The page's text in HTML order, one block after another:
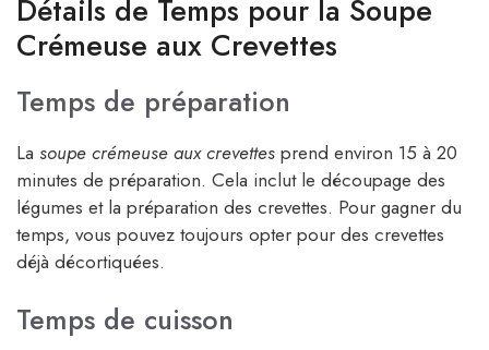
Détails de Temps pour la Soupe
Crémeuse aux Crevettes
Temps de préparation
La soupe crémeuse aux crevettes prend environ 15 à 20
minutes de préparation. Cela inclut le découpage des
légumes et la préparation des crevettes. Pour gagner du
temps, vous pouvez toujours opter pour des crevettes
déjà décortiquées.
Temps de cuisson